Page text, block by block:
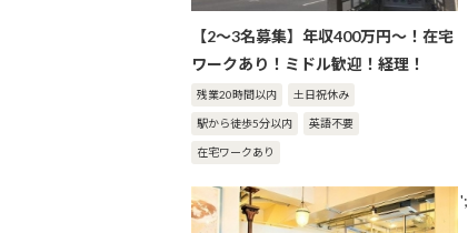
【2～3名募集】年収400万円～！在宅
ワークあり！ミドル歓迎！経理！
残業20時間以内 土日祝休み
駅から徒歩5分以内 英語不要
在宅ワークあり
';